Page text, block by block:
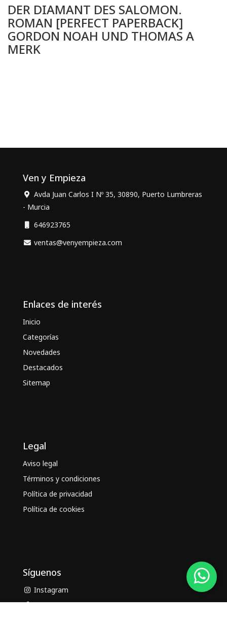
DER DIAMANT DES SALOMON.
ROMAN [PERFECT PAPERBACK]
GORDON NOAH UND THOMAS A
MERK
Ven y Empieza
Avda Juan Carlos I Nº 35, 30890, Puerto Lumbreras
- Murcia
646923765
ventas@venyempieza.com
Enlaces de interés
Inicio
Categorías
Novedades
Destacados
Sitemap
Legal
Aviso legal
Términos y condiciones
Política de privacidad
Política de cookies
Síguenos
Instagram
Facebook